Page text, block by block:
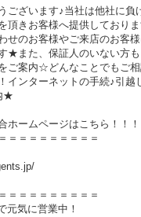
ございます♪当社は他社に
頂きお客様へ提供しており
せのお客様やご来店のお客
★また、保証人のいない方
ご案内☆どんなことでもご
インターネットの手続♪引
★
ホームページはこちら！！！
＝＝＝＝＝＝＝＝＝
＝＝＝＝＝＝＝＝＝
元気に営業中！